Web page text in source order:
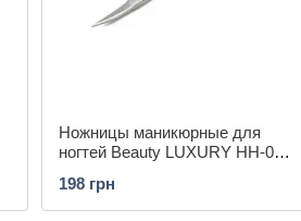
Ножницы маникюрные для
ногтей Beauty LUXURY HH-02
198 грн